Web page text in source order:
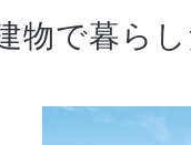
物で暮ら